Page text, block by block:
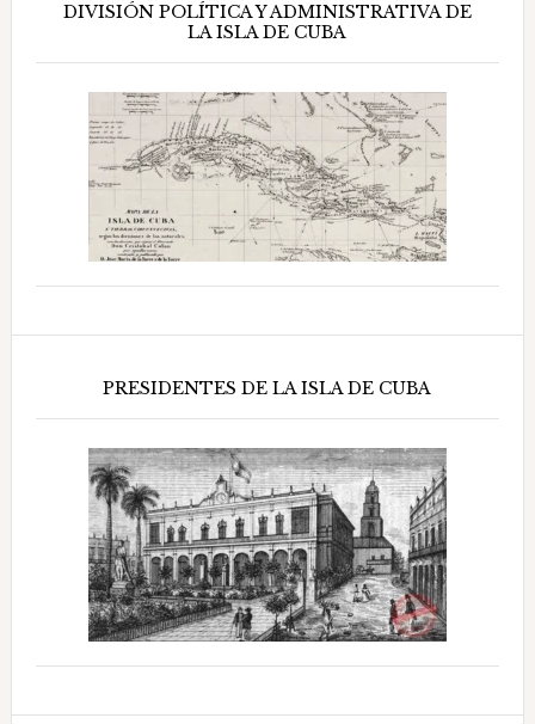
DIVISIÓN POLÍTICA Y ADMINISTRATIVA DE
LA ISLA DE CUBA
PRESIDENTES DE LA ISLA DE CUBA